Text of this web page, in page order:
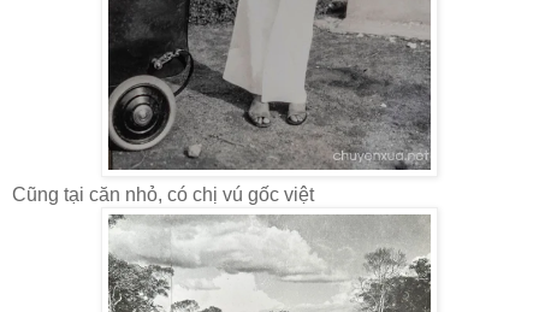
Cũng tại căn nhỏ, có chị vú gốc việt